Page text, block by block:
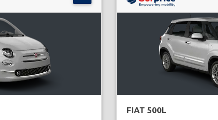
FIAT 500L